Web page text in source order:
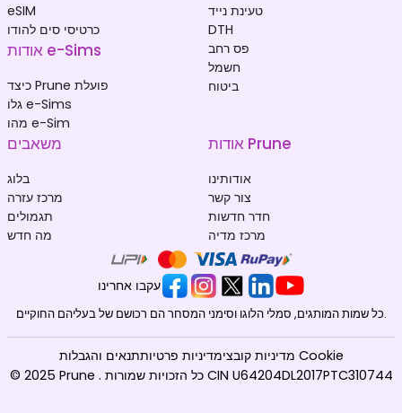
eSIM
כרטיסי סים להודו
אודות e-Sims
כיצד Prune פועלת
גלו e-Sims
מהו e-Sim
טעינת נייד
DTH
פס רחב
חשמל
ביטוח
משאבים
בלוג
מרכז עזרה
תגמולים
מה חדש
אודות Prune
אודותינו
צור קשר
חדר חדשות
מרכז מדיה
עקבו אחרינו
כל שמות המותגים, סמלי הלוגו וסימני המסחר הם רכושם של בעליהם החוקיים.
© 2025 Prune . כל הזכויות שמורות CIN U64204DL2017PTC310744
תנאים והגבלותמדיניות פרטיות מדיניות קובצי Cookie